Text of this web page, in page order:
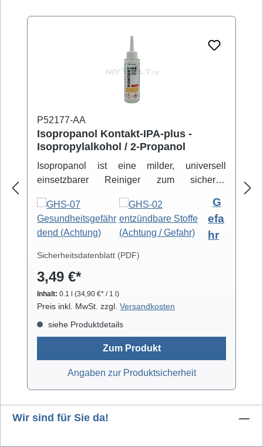
P52177-AA
Isopropanol Kontakt-IPA-plus -
Isopropylalkohol / 2-Propanol
Isopropanol ist eine milder, universell
einsetzbarer Reiniger zum sicheren
Hochreiner Isopropanol-Alkohol ( 99,8% )
eignet sich zur professionellen Säuberung
von z.B. Video- und Tonköpfen,
Laufwerkteilen, Gummirollen und optischen
arbeitet rückstandsfrei.
G
efa
hr
Sicherheitsdatenblatt (PDF)
3,49 €*
Inhalt: 0.1 l (34,90 €* / 1 l)
Preis inkl. MwSt. zzgl. Versandkosten
siehe Produktdetails
Zum Produkt
Angaben zur Produktsicherheit
Wir sind für Sie da!